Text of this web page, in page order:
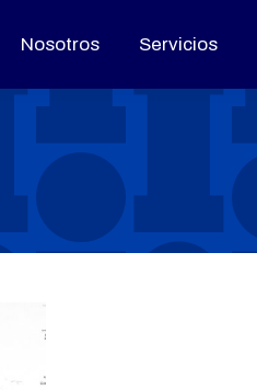
Nosotros Servicios
Nosotros Servicios